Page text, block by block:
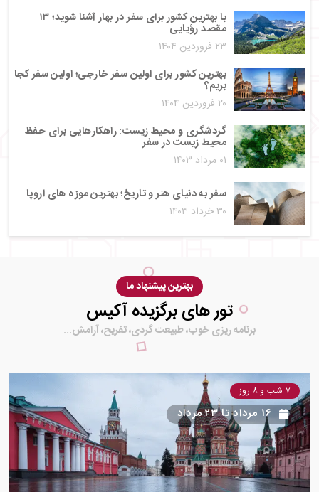
با بهترین کشور برای سفر در بهار آشنا شوید؛ ۱۳
مقصد رؤیایی
۲۳ فروردین ۱۴۰۴
بهترین کشور برای اولین سفر خارجی؛ اولین سفر کجا
بریم؟
۲۰ فروردین ۱۴۰۴
گردشگری و محیط زیست: راهکارهایی برای حفظ
محیط زیست در سفر
۰۱ مرداد ۱۴۰۳
سفر به دنیای هنر و تاریخ؛ بهترین موزه‌ های اروپا
۳۰ خرداد ۱۴۰۳
بهترین پیشنهاد ما
تور های برگزیده آکیس
برنامه ریزی خوب، طبیعت گردی، تفریح، آرامش...
۷ شب و ۸ روز
۱۶ مرداد تا۲۳ مرداد